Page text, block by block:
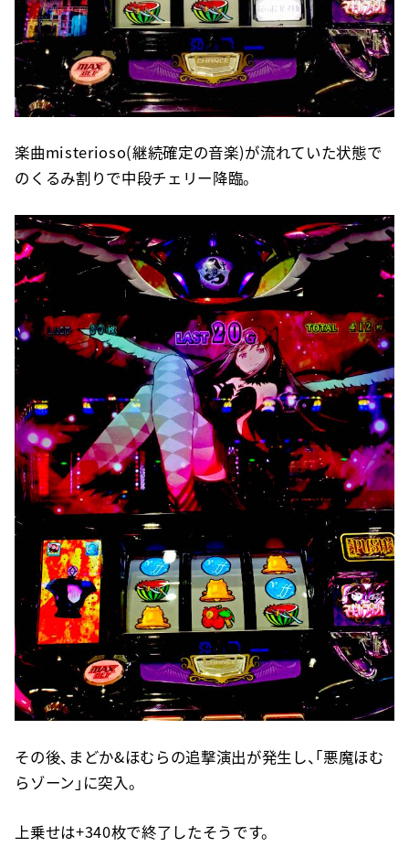
楽曲misterioso(継続確定の音楽)が流れていた状態で
のくるみ割りで中段チェリー降臨。
その後、まどか&ほむらの追撃演出が発生し、「悪魔ほむ
らゾーン」に突入。
上乗せは+340枚で終了したそうです。